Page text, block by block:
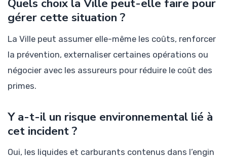
Quels choix la Ville peut-elle faire pour
gérer cette situation ?
La Ville peut assumer elle-même les coûts, renforcer
la prévention, externaliser certaines opérations ou
négocier avec les assureurs pour réduire le coût des
primes.
Y a-t-il un risque environnemental lié à
cet incident ?
Oui, les liquides et carburants contenus dans l’engin